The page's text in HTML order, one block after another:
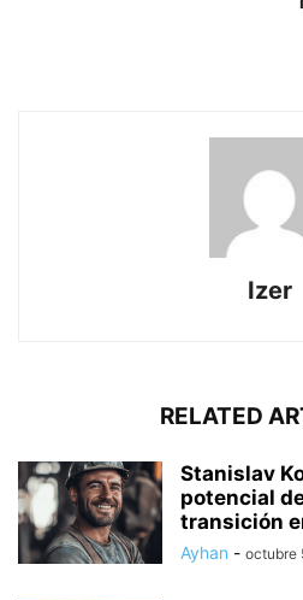
Izer
RELATED
Stanislav
potencial
transición
Ayhan - octubre